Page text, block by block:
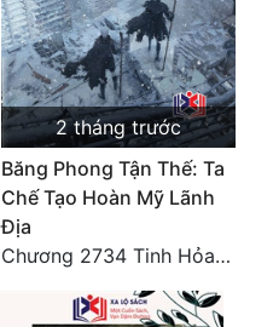
2 tháng trước
Băng Phong Tận Thế: Ta
Chế Tạo Hoàn Mỹ Lãnh
Địa
Chương 2734 Tinh Hỏa (Đại kết cục) (2)